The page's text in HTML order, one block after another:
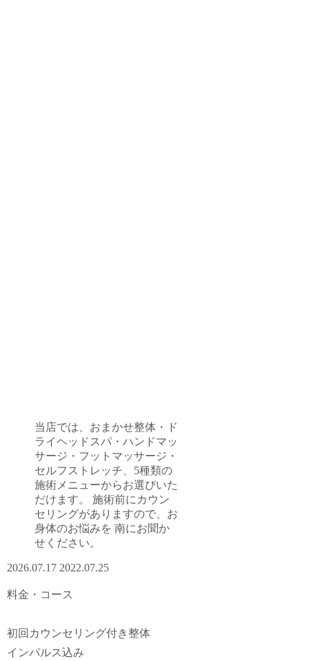
当店では、おまかせ整体・ド
ライヘッドスパ・ハンドマッ
サージ・フットマッサージ・
セルフストレッチ、5種類の
施術メニューからお選びいた
だけます。 施術前にカウン
セリングがありますので、お
身体のお悩みを 南にお聞か
せください。
2026.07.17 2022.07.25
料金・コース
初回カウンセリング付き整体
インパルス込み